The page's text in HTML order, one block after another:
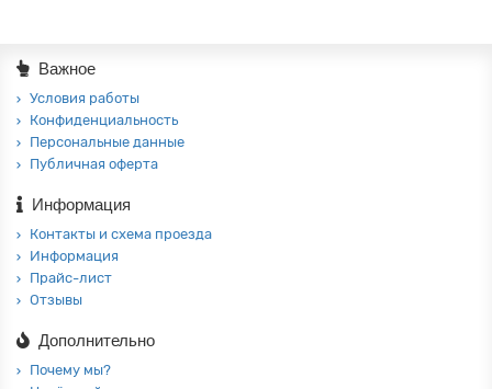
Важное
Условия работы
Конфиденциальность
Персональные данные
Публичная оферта
Информация
Контакты и схема проезда
Информация
Прайс-лист
Отзывы
Дополнительно
Почему мы?